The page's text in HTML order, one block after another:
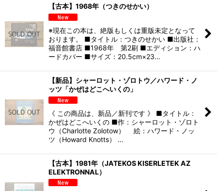
【古本】1968年（つきのせかい）
※現在この本は、絶版もしくは重版未定となって
おります。 ■タイトル：つきのせかい ■出版社：
福音館書店 ■1968年 第2刷 ■エディション：ハ
ードカバー ■サイズ：20.5cm×23…
【新品】シャーロット・ゾロトウ／ハワード・ノ
ッツ「かぜはどこへいくの」
《 この商品は、新品／新刊です 》 ■タイトル：
かぜはどこへいくの ■作：シャーロット・ゾロト
ウ（Charlotte Zolotow） 絵：ハワード・ノッ
ツ（Howard Knotts） …
【古本】1981年（JATEKOS KISERLETEK AZ
ELEKTRONNAL）